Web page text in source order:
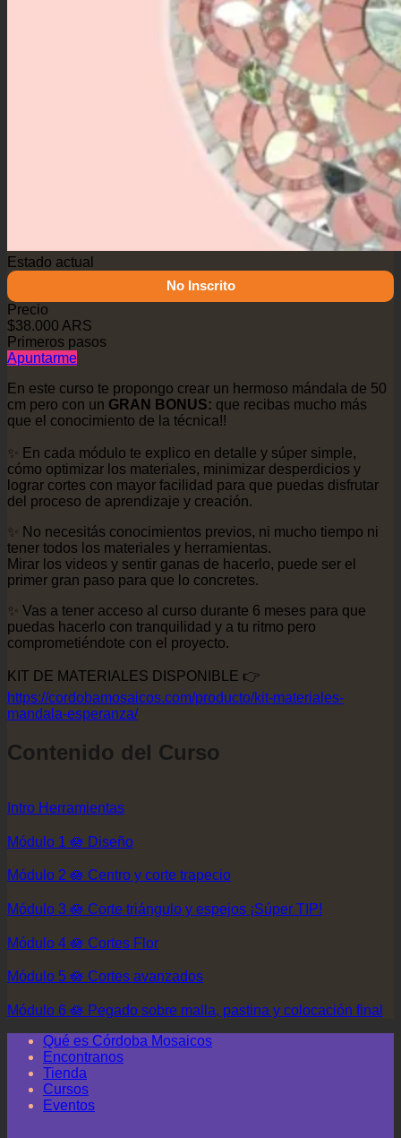
Estado actual
No Inscrito
Precio
$38.000 ARS
Primeros pasos
Apuntarme
En este curso te propongo crear un hermoso mándala de 50
cm pero con un GRAN BONUS: que recibas mucho más
que el conocimiento de la técnica!!
✨ En cada módulo te explico en detalle y súper simple,
cómo optimizar los materiales, minimizar desperdicios y
lograr cortes con mayor facilidad para que puedas disfrutar
del proceso de aprendizaje y creación.
✨ No necesitás conocimientos previos, ni mucho tiempo ni
tener todos los materiales y herramientas.
Mirar los videos y sentir ganas de hacerlo, puede ser el
primer gran paso para que lo concretes.
✨ Vas a tener acceso al curso durante 6 meses para que
puedas hacerlo con tranquilidad y a tu ritmo pero
comprometiéndote con el proyecto.
KIT DE MATERIALES DISPONIBLE 👉
https://cordobamosaicos.com/producto/kit-materiales-
mandala-esperanza/
Contenido del Curso
Intro Herramientas
Módulo 1 🪷 Diseño
Módulo 2 🪷 Centro y corte trapecio
Módulo 3 🪷 Corte triángulo y espejos ¡Súper TIP!
Módulo 4 🪷 Cortes Flor
Módulo 5 🪷 Cortes avanzados
Módulo 6 🪷 Pegado sobre malla, pastina y colocación final
Qué es Córdoba Mosaicos
Encontranos
Tienda
Cursos
Eventos